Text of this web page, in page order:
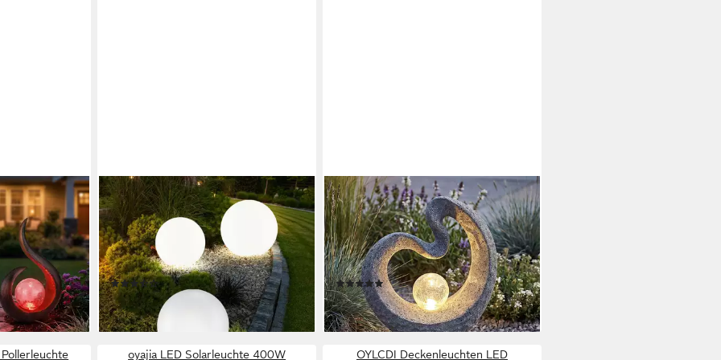
Leuchtmittel
2x
Außen zum
bei dir
ETC-SHOP
LED Kugelleuchte, LED-Leuchtmittel
fest verbaut, Warmweiß, 3er Set
LED Außen Solar Kugel Leuchten
Garten Beleuchtung Rasen-
(13)
52,95 €
lieferbar - in 3-4 Werktagen bei dir
ARNUSA
LED Solarleuchte Gartenfigur mit
Glaskugel Granit-Optik 33,5 x 39 cm,
Dämmerungssensor, LED fest
integriert, warmweiß, moderne
Skulptur (4)
44,99 €
lieferbar - in 3-4 Werktagen bei dir
oyajia LED Solarleuchte 400W OYLCDI Deckenleuchten LED